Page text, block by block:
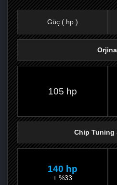
Güç ( hp )
105 hp
Chip Tuning
140 hp
+ %33